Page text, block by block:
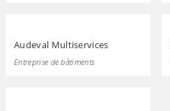
Audeval Multiservices
Entreprise de bâtiments